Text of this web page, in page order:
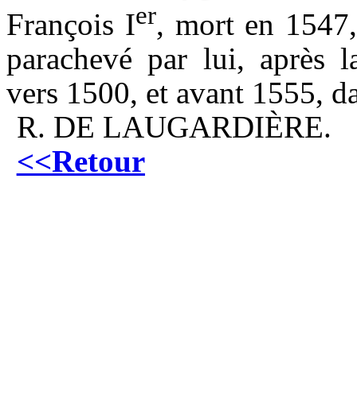
François Ier, mort en
parachevé par lui, après
vers 1500, et avant 1555,
R. DE LAUGARDIÈRE.
<<Retour